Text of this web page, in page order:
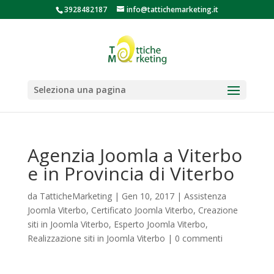
3928482187 info@tattichemarketing.it
Seleziona una pagina
Agenzia Joomla a Viterbo
e in Provincia di Viterbo
da TatticheMarketing| Gen 10, 2017| Assistenza
Joomla Viterbo, Certificato Joomla Viterbo, Creazione
siti in Joomla Viterbo, Esperto Joomla Viterbo,
Realizzazione siti in Joomla Viterbo | 0 commenti